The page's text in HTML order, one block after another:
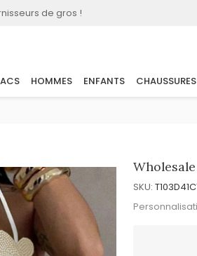
de gros !
HOMMES ENFANTS CHAUSSURES
SKU: